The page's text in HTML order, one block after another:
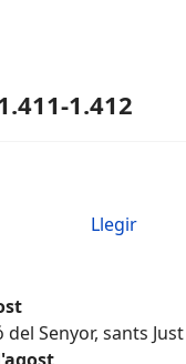
1.412
Llegir
Senyor, sants